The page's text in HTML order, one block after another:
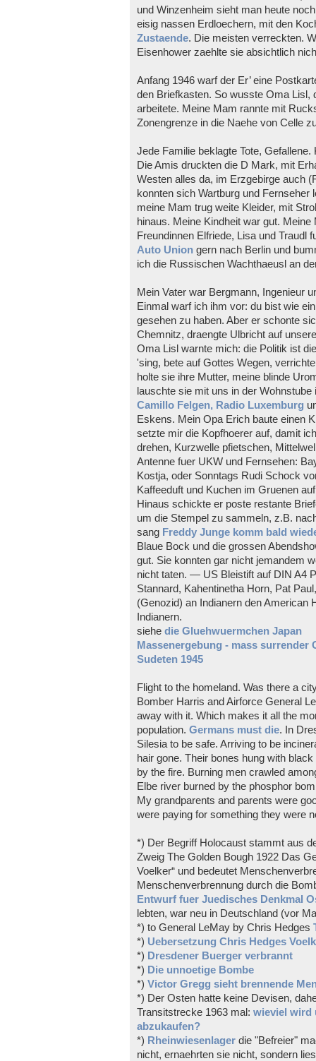
und Winzenheim sieht man heute
eisig nassen Erdloechern, mit den
Zustaende. Die meisten verreckten.
Eisenhower zaehlte sie absichtlich
Anfang 1946 warf der Er’ eine
den Briefkasten. So wusste Oma Lisl,
arbeitete. Meine Mam rannte mit
Zonengrenze in die Naehe von Celle
Jede Familie beklagte Tote,
Die Amis druckten die D Mark, mit
Westen alles da, im Erzgebirge auch
konnten sich Wartburg und
meine Mam trug weite Kleider, mit
hinaus. Meine Kindheit war gut.
Freundinnen Elfriede, Lisa und Traudl
Auto Union gern nach Berlin und
ich die Russischen Wachthaeusl an
Mein Vater war Bergmann, Ingenieur
Einmal warf ich ihm vor: du bist wie
gesehen zu haben. Aber er schonte
Chemnitz, draengte Ulbricht auf
Oma Lisl warnte mich: die Politik ist
'sing, bete auf Gottes Wegen,
holte sie ihre Mutter, meine blinde
lauschte sie mit uns in der
Camillo Felgen, Radio Luxemburg
Eskens. Mein Opa Erich baute einen
setzte mir die Kopfhoerer auf, damit
drehen, Kurzwelle pfietschen,
Antenne fuer UKW und Fernsehen:
Kostja, oder Sonntags Rudi Schock
Kaffeeduft und Kuchen im Gruenen
Hinaus schickte er poste restante
um die Stempel zu sammeln, z.B.
sang Freddy Junge komm bald
Blaue Bock und die grossen
gut. Sie konnten gar nicht jemandem
nicht taten. — US Bleistift auf DIN A4
Stannard, Kahentinetha Horn, Pat
(Genozid) an Indianern den American
Indianern.
siehe die Gluehwuermchen Japan
Massenergebung - mass surrender
Sudeten 1945
Flight to the homeland. Was there a
Bomber Harris and Airforce General
away with it. Which makes it all the
population. Germans must die. In
Silesia to be safe. Arriving to be
hair gone. Their bones hung with
by the fire. Burning men crawled
Elbe river burned by the phosphor
My grandparents and parents were
were paying for something they were
*) Der Begriff Holocaust stammt aus
Zweig The Golden Bough 1922 Das
Voelker“ und bedeutet
Menschenverbrennung durch die
Entwurf fuer Juedisches Denkmal
lebten, war neu in Deutschland (vor
*) to General LeMay by Chris Hedges
*) Uebersetzung Chris Hedges
*) Dresdener Buerger verbrannt
*) Die unnoetige Bombe
*) Victor Gregg sieht brennende
*) Der Osten hatte keine Devisen,
Transitstrecke 1963 mal: wieviel wird
abzukaufen?
*) Rheinwiesenlager die "Befreier"
nicht, ernaehrten sie nicht, sondern